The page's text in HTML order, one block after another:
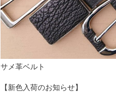
サメ革ベルト
【新色入荷のお知らせ】